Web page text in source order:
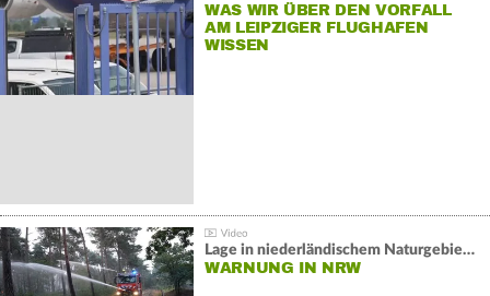
WAS WIR ÜBER DEN VORFALL
AM LEIPZIGER FLUGHAFEN
WISSEN
Lage in niederländischem Naturgebiet stabil
WARNUNG IN NRW